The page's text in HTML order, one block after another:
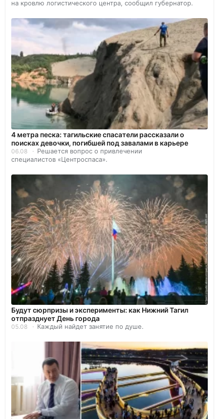
на кровлю логистического центра, сообщил губернатор.
4 метра песка: тагильские спасатели рассказали о
поисках девочки, погибшей под завалами в карьере
06.08
Решается вопрос о привлечении
специалистов «Центроспаса».
Будут сюрпризы и эксперименты: как Нижний Тагил
отпразднует День города
05.08 Каждый найдет занятие по душе.